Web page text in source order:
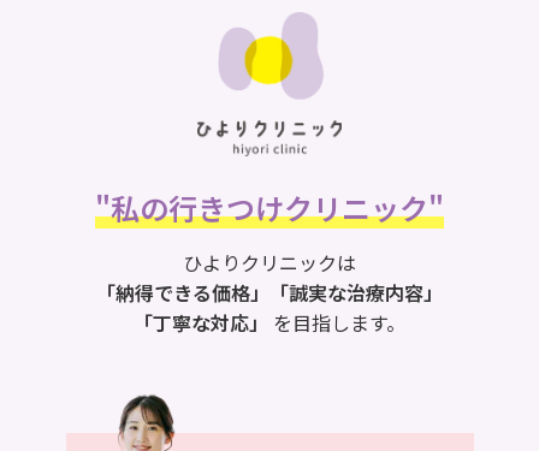
"私の行きつけクリニック"
ひよりクリニックは
「納得できる価格」「誠実な治療内容」
「丁寧な対応」
を目指します。